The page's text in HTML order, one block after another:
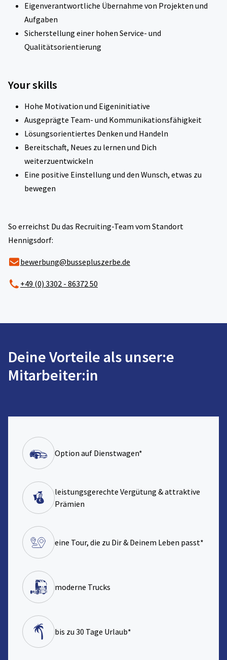
Eigenverantwortliche Übernahme von Projekten und
Aufgaben
Sicherstellung einer hohen Service- und
Qualitätsorientierung
Your skills
Hohe Motivation und Eigeninitiative
Ausgeprägte Team- und Kommunikationsfähigkeit
Lösungsorientiertes Denken und Handeln
Bereitschaft, Neues zu lernen und Dich
weiterzuentwickeln
Eine positive Einstellung und den Wunsch, etwas zu
bewegen
So erreichst Du das Recruiting-Team vom Standort
Hennigsdorf:
bewerbung@bussepluszerbe.de
+49 (0) 3302 - 86372 50
Deine Vorteile als unser:e
Mitarbeiter:in
Option auf Dienstwagen*
leistungsgerechte Vergütung & attraktive
Prämien
eine Tour, die zu Dir & Deinem Leben passt*
moderne Trucks
bis zu 30 Tage Urlaub*